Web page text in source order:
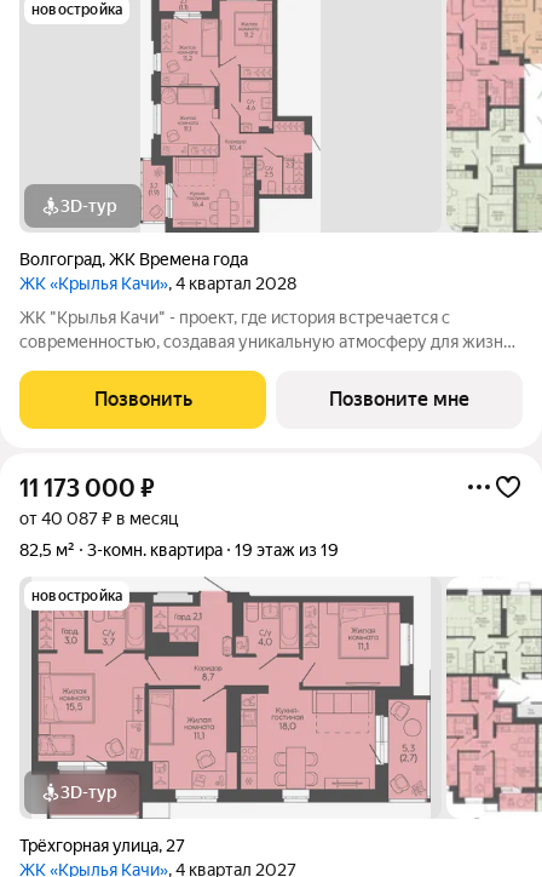
новостройка
3D-тур
Волгоград,ЖК Времена года
ЖК «Крылья Качи», 4 квартал 2028
ЖК "Крылья Качи" - проект, где история встречается с
современностью, создавая уникальную атмосферу для жизни.
Дзержинского района Волгограда - в микрорайоне Кача, по
ул.Трехгорная, 27 и ул.Витимская.
Позвонить Позвоните мне
11 173 000 ₽
от 40 087 ₽ в месяц
82,5 м²
3-комн. квартира 19 этаж из 19
новостройка
3D-тур
Трёхгорная улица, 27
ЖК «Крылья Качи», 4 квартал 2027